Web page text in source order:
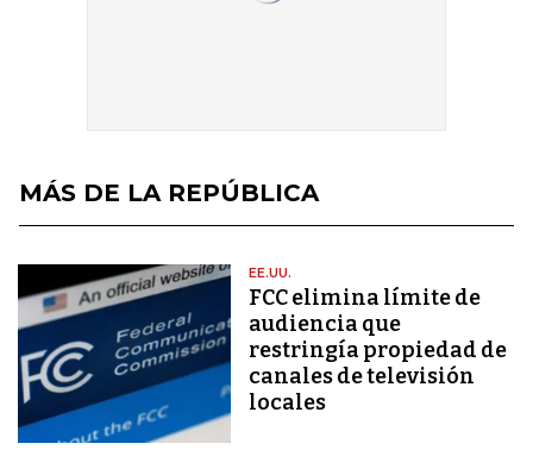
MÁS DE LA REPÚBLICA
EE.UU.
FCC elimina límite de
audiencia que
restringía propiedad de
canales de televisión
locales